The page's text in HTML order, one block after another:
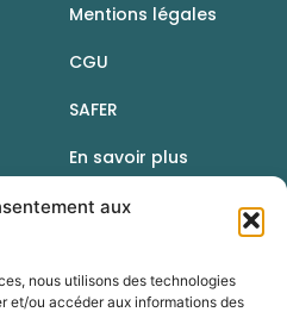
aux
nous utilisons des technologies
et/ou accéder aux informations des
Mentions légales
CGU
SAFER
En savoir plus
Contact